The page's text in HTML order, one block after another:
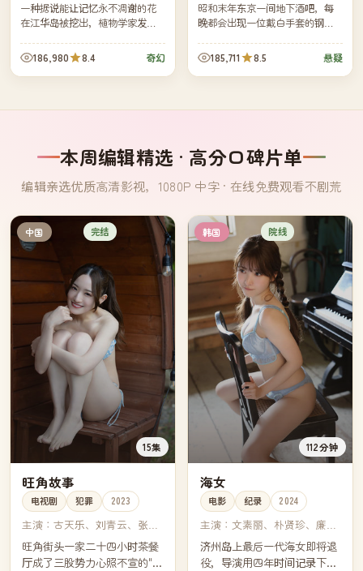
一种据说能让记忆永不凋谢的花
在江华岛被挖出，植物学家发现
一段过去。她必须在迷恋与遗忘
之间，做出科学家不该做的选
择。
186,980 8.4 奇幻
昭和末年东京一间地下酒吧，每
晚都会出现一位戴白手套的钢琴
发现，每个消失的人最后听到的
都是同一首曲子。
185,711 8.5 悬疑
本周编辑精选 · 高分口碑片单
编辑亲选优质高清影视，1080P 中字 · 在线免费观看不剧荒
中国 完结
15集
旺角故事
电视剧 犯罪 2023
主演：古天乐、刘青云、张家
辉、林家栋
旺角街头一家二十四小时茶餐
厅成了三股势力心照不宣的"中
韩国 院线
112分钟
海女
电影 纪录 2024
主演： 文素丽、朴贤珍、廉惠
兰、罗文姬
济州岛上最后一代海女即将退
役，导演用四年时间记录下她